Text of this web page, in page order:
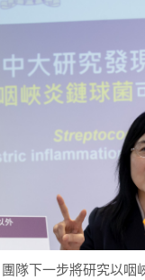
隊下一步將研究以咽